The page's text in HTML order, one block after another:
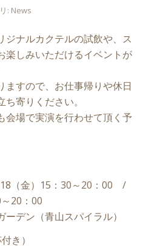
: News
ジナルカクテルの試飲や、ス
楽しみいただけるイベントが
ますので、お仕事帰りや休日
寄りください。
会場で実演を行わせて頂く予
（金）15：30～20：00 /
20：00
デン（青山スパイラル）
き）